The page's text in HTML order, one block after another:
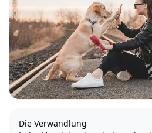
Die Verwandlung